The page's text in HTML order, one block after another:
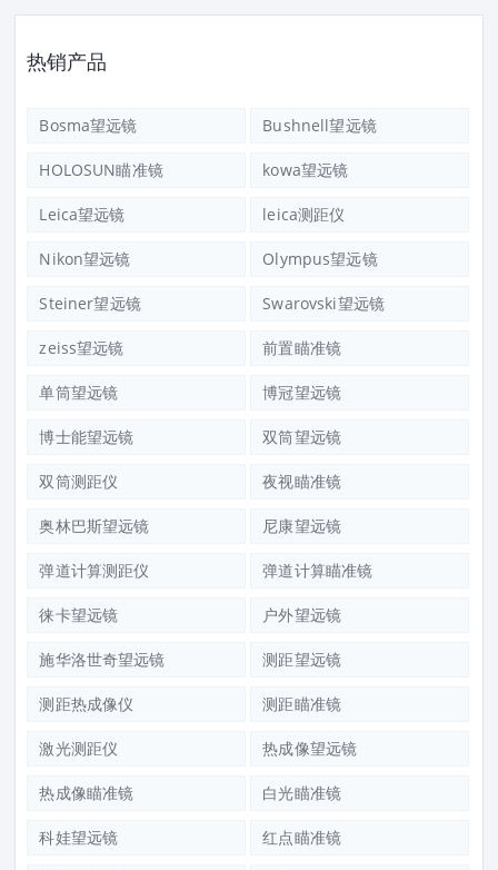
热销产品
Bosma望远镜 Bushnell望远镜
HOLOSUN瞄准镜 kowa望远镜
Leica望远镜 leica测距仪
Nikon望远镜 Olympus望远镜
Steiner望远镜 Swarovski望远镜
zeiss望远镜 前置瞄准镜
单筒望远镜 博冠望远镜
博士能望远镜 双筒望远镜
双筒测距仪 夜视瞄准镜
奥林巴斯望远镜 尼康望远镜
弹道计算测距仪 弹道计算瞄准镜
徕卡望远镜 户外望远镜
施华洛世奇望远镜 测距望远镜
测距热成像仪 测距瞄准镜
激光测距仪 热成像望远镜
热成像瞄准镜 白光瞄准镜
科娃望远镜 红点瞄准镜